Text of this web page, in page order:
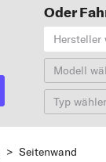
Oder
Hersteller
Modell
Typ
> Seitenwand